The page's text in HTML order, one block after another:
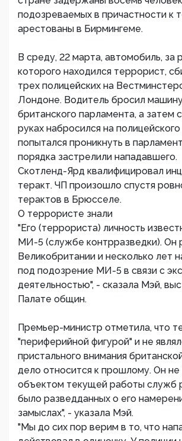
подозреваемых в причастности к
арестованы в Бирмингеме.
В среду, 22 марта, автомобиль, за
которого находился террорист,
трех полицейских на
Лондоне. Водитель бросил
британского парламента, а затем
руках набросился на
попытался проникнуть в
порядка застрелили нападавшего.
Скотленд-Ярд квалифицировал
теракт. ЧП произошло спустя
терактов в Брюсселе.
О террористе знали
"Его (террориста) личность
МИ-5 (службе контрразведки). Он
Великобритании и несколько лет
под подозрение МИ-5 в связи с
деятельностью", - сказала Мэй,
Палате общин.
Премьер-министр отметила, что
"периферийной фигурой" и не
пристального внимания
дело относится к прошлому. Он
объектом текущей работы служб
было разведданных о его
замыслах", - указала Мэй.
"Мы до сих пор верим в то, что